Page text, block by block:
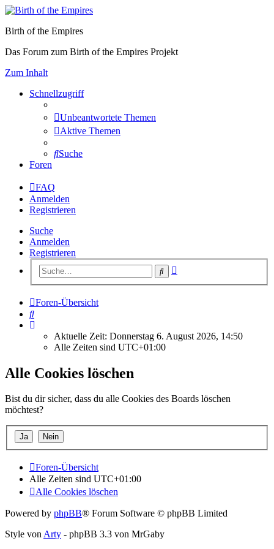
Birth of the Empires
Das Forum zum Birth of the Empires Projekt
Zum Inhalt
Schnellzugriff
Unbeantwortete Themen
Aktive Themen
Suche
Foren
FAQ
Anmelden
Registrieren
Suche
Anmelden
Registrieren
Suche
Foren-Übersicht
Suche
Aktuelle Zeit: Donnerstag 6. August 2026, 14:50
Alle Zeiten sind UTC+01:00
Alle Cookies löschen
Bist du dir sicher, dass du alle Cookies des Boards löschen
möchtest?
Foren-Übersicht
Alle Zeiten sind UTC+01:00
Alle Cookies löschen
Powered by phpBB® Forum Software © phpBB Limited
Style von Arty - phpBB 3.3 von MrGaby